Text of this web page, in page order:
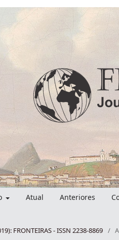
Atual Anteriores
FRONTEIRAS - ISSN 2238-8869 /